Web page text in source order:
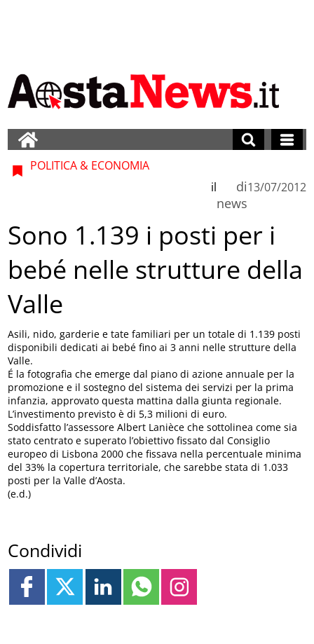
POLITICA & ECONOMIA
di
news
il 13/07/2012
Sono 1.139 i posti per i
bebé nelle strutture della
Valle
Asili, nido, garderie e tate familiari per un totale di 1.139 posti
disponibili dedicati ai bebé fino ai 3 anni nelle strutture della
Valle.
É la fotografia che emerge dal piano di azione annuale per la
promozione e il sostegno del sistema dei servizi per la prima
infanzia, approvato questa mattina dalla giunta regionale.
L’investimento previsto è di 5,3 milioni di euro.
Soddisfatto l’assessore Albert Lanièce che sottolinea come sia
stato centrato e superato l’obiettivo fissato dal Consiglio
europeo di Lisbona 2000 che fissava nella percentuale minima
del 33% la copertura territoriale, che sarebbe stata di 1.033
posti per la Valle d’Aosta.
(e.d.)
Condividi